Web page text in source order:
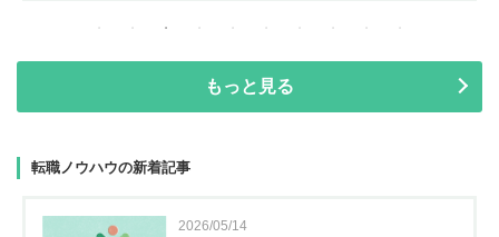
もっと見る
転職ノウハウの新着記事
2026/05/14